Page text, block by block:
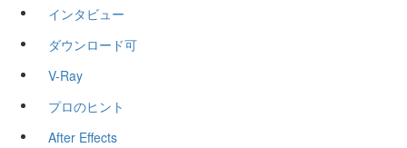
インタビュー
ダウンロード可
V-Ray
プロのヒント
After Effects